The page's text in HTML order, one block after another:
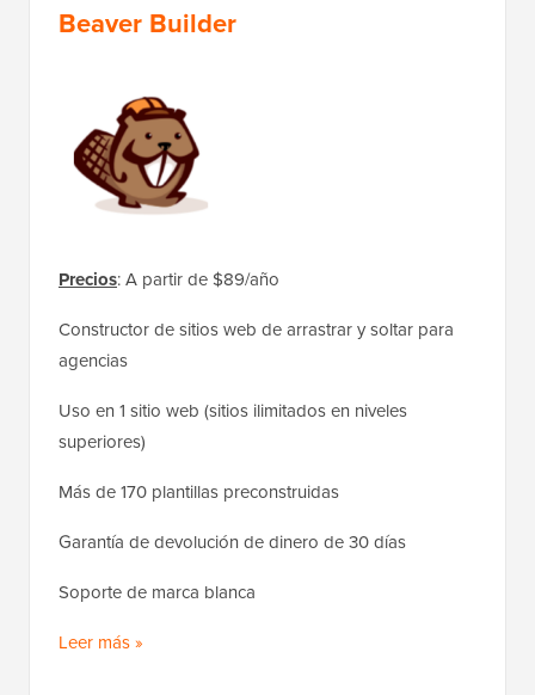
Beaver Builder
Precios: A partir de $89/año
Constructor de sitios web de arrastrar y soltar para
agencias
Uso en 1 sitio web (sitios ilimitados en niveles
superiores)
Más de 170 plantillas preconstruidas
Garantía de devolución de dinero de 30 días
Soporte de marca blanca
Leer más »